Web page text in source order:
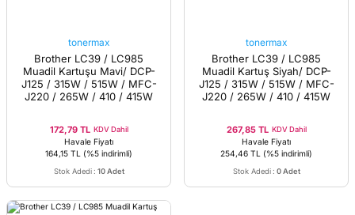
tonermax
Brother LC39 / LC985
Muadil Kartuşu Mavi/ DCP-
J125 / 315W / 515W / MFC-
J220 / 265W / 410 / 415W
172,79 TL KDV Dahil
Havale Fiyatı
164,15 TL (%5 indirimli)
Stok Adedi : 10 Adet
tonermax
Brother LC39 / LC985
Muadil Kartuş Siyah/ DCP-
J125 / 315W / 515W / MFC-
J220 / 265W / 410 / 415W
267,85 TL KDV Dahil
Havale Fiyatı
254,46 TL (%5 indirimli)
Stok Adedi : 0 Adet